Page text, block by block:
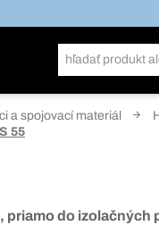
a spojovací materiál
55
priamo do izolačných